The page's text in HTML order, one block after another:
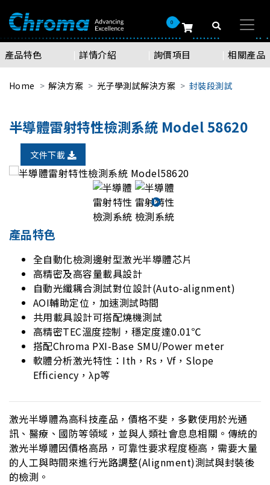
0
產品特色 詳情介紹 詢價項目 相關產品
Home 解決方案 光子學測試解決方案 封裝段測試
半導體雷射特性檢測系統 Model 58620
文件下載
產品特色
全自動化檢測邊射型激光半導體芯片
高精密及高容量載具設計
自動光纖耦合測試對位設計(Auto-alignment)
AOI輔助定位，加速測試時間
共用載具設計可搭配燒機測試
高精密TEC溫度控制，穩定度達0.01℃
搭配Chroma PXI-Base SMU/Power meter
軟體分析激光特性：Ith，Rs，Vf，Slope
Efficiency，λp等
激光半導體為高科技產品，價格不斐，多數使用於光通
訊、醫療、國防等領域，並與人類社會息息相關。傳統的
激光半導體因價格高昂，可靠性要求程度極高，需要大量
的人工與時間來進行光路調整(Alignment)測試與封裝後
的檢測。